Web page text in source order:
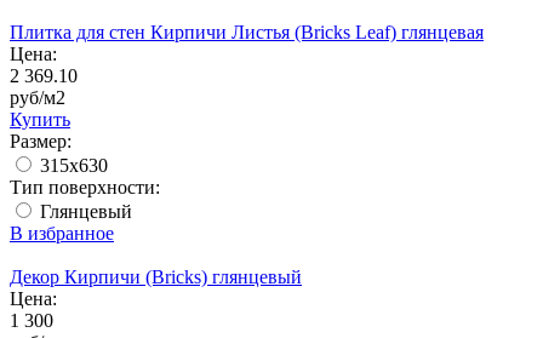
Плитка для стен Кирпичи Листья (Bricks Leaf) глянцевая
Цена:
2 369.10
руб/м2
Купить
Размер:
315x630
Тип поверхности:
Глянцевый
В избранное
Декор Кирпичи (Bricks) глянцевый
Цена:
1 300